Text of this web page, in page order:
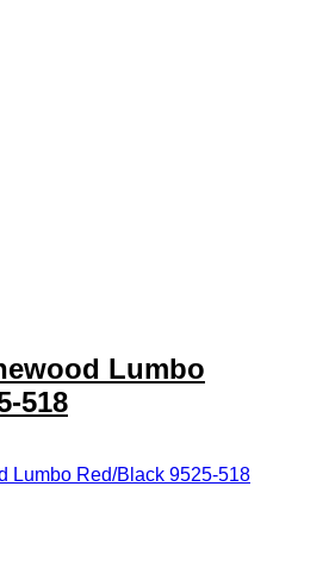
Lumbo
518